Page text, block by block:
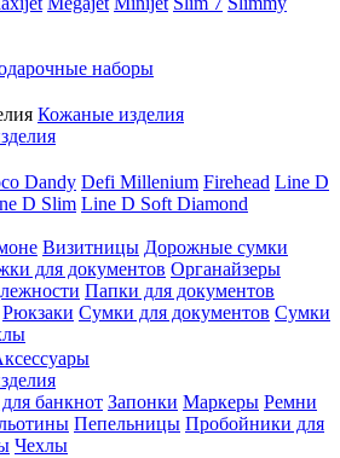
наборы
Кожаные изделия
Dandy Defi Millenium Firehead Line D
D Slim Line D Soft Diamond
Визитницы Дорожные сумки
для документов Органайзеры
Папки для документов
Рюкзаки Сумки для документов Сумки
банкнот Запонки Маркеры Ремни
Пепельницы Пробойники для
Чехлы